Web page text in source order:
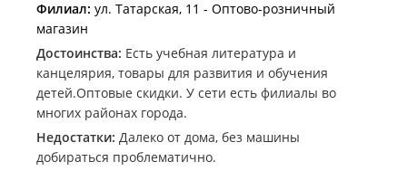
Филиал: ул. Татарская, 11 - Оптово-розничный
магазин
Достоинства: Есть учебная литература и
канцелярия, товары для развития и обучения
детей.Оптовые скидки. У сети есть филиалы во
многих районах города.
Недостатки: Далеко от дома, без машины
добираться проблематично.